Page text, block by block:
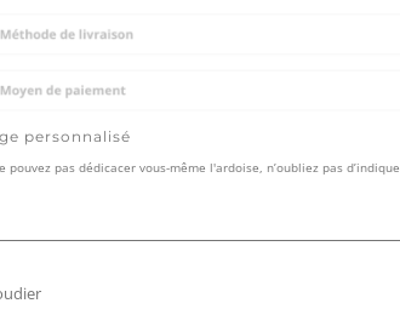
personnalisé
pouvez pas dédicacer vous-même l'ardoise, n’oubliez pas